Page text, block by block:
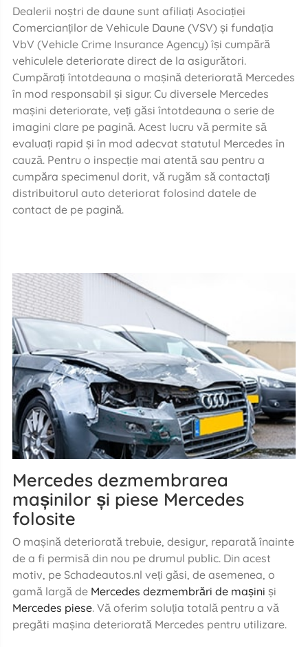
Dealerii noștri de daune sunt afiliați Asociației
Comercianților de Vehicule Daune (VSV) și fundația
VbV (Vehicle Crime Insurance Agency) își cumpără
vehiculele deteriorate direct de la asigurători.
Cumpărați întotdeauna o mașină deteriorată Mercedes
în mod responsabil și sigur. Cu diversele Mercedes
mașini deteriorate, veți găsi întotdeauna o serie de
imagini clare pe pagină. Acest lucru vă permite să
evaluați rapid și în mod adecvat statutul Mercedes în
cauză. Pentru o inspecție mai atentă sau pentru a
cumpăra specimenul dorit, vă rugăm să contactați
distribuitorul auto deteriorat folosind datele de
contact de pe pagină.
Mercedes dezmembrarea
mașinilor și piese Mercedes
folosite
O mașină deteriorată trebuie, desigur, reparată înainte
de a fi permisă din nou pe drumul public. Din acest
motiv, pe Schadeautos.nl veți găsi, de asemenea, o
gamă largă de Mercedes dezmembrări de mașini și
Mercedes piese. Vă oferim soluția totală pentru a vă
pregăti mașina deteriorată Mercedes pentru utilizare.